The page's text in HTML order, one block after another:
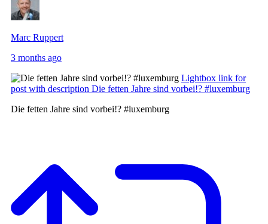
Marc Ruppert
3 months ago
Lightbox link for
post with description Die fetten Jahre sind vorbei!? #luxemburg
Die fetten Jahre sind vorbei!? #luxemburg